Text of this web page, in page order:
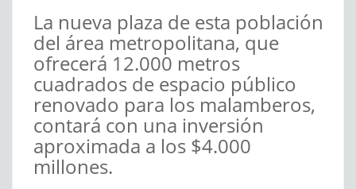
La nueva plaza de esta población
del área metropolitana, que
ofrecerá 12.000 metros
cuadrados de espacio público
renovado para los malamberos,
contará con una inversión
aproximada a los $4.000
millones.